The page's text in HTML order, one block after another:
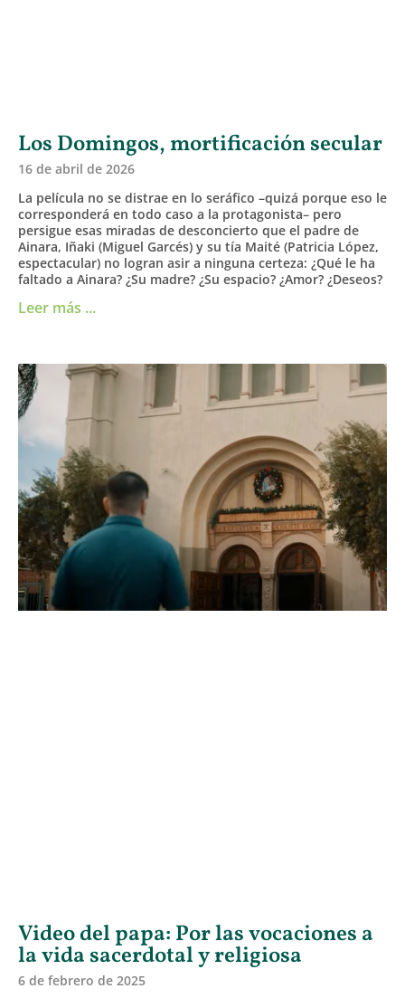
Los Domingos, mortificación secular
16 de abril de 2026
La película no se distrae en lo seráfico –quizá porque eso le
corresponderá en todo caso a la protagonista– pero
persigue esas miradas de desconcierto que el padre de
Ainara, Iñaki (Miguel Garcés) y su tía Maité (Patricia López,
espectacular) no logran asir a ninguna certeza: ¿Qué le ha
faltado a Ainara? ¿Su madre? ¿Su espacio? ¿Amor? ¿Deseos?
Leer más ...
Video del papa: Por las vocaciones a
la vida sacerdotal y religiosa
6 de febrero de 2025